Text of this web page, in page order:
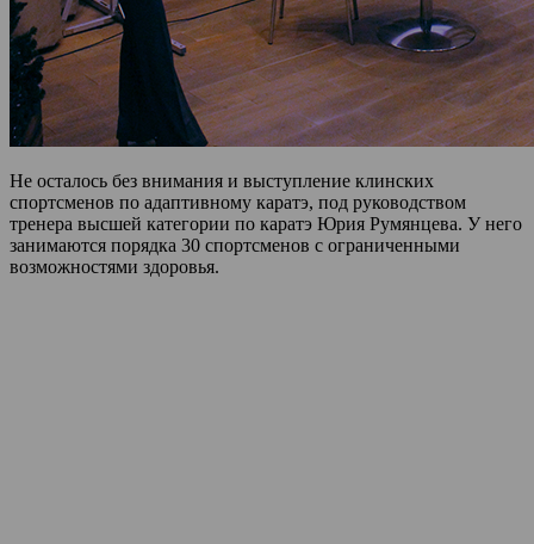
Не осталось без внимания и выступление клинских
спортсменов по адаптивному каратэ, под руководством
тренера высшей категории по каратэ Юрия Румянцева. У него
занимаются порядка 30 спортсменов с ограниченными
возможностями здоровья.